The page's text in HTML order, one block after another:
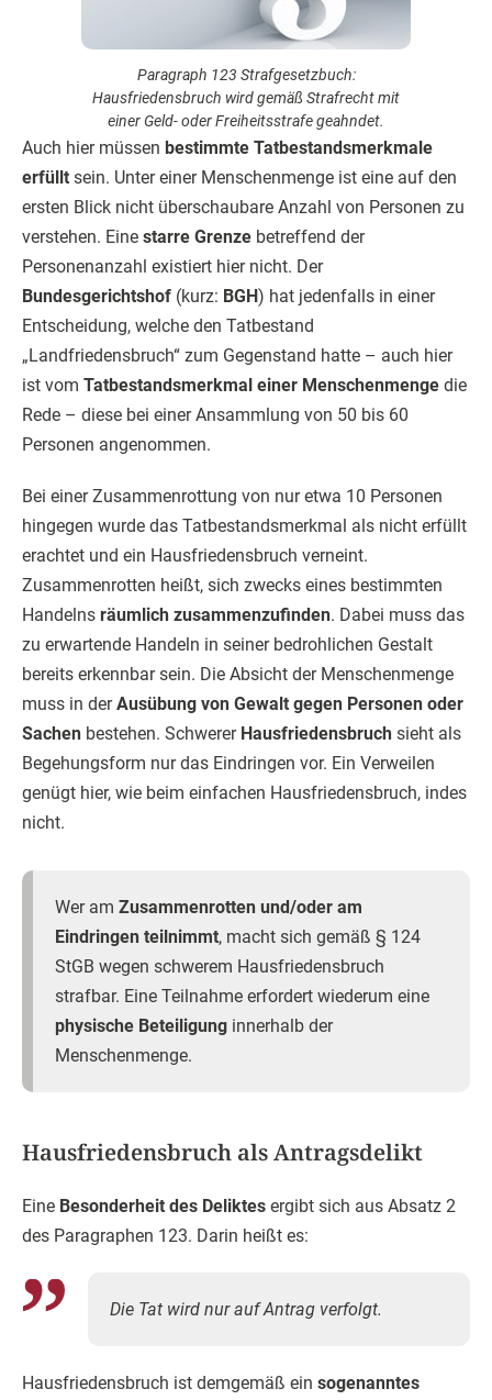
Paragraph 123 Strafgesetzbuch:
Hausfriedensbruch wird gemäß Strafrecht mit
einer Geld- oder Freiheitsstrafe geahndet.
Auch hier müssen bestimmte Tatbestandsmerkmale
erfüllt sein. Unter einer Menschenmenge ist eine auf den
ersten Blick nicht überschaubare Anzahl von Personen zu
verstehen. Eine starre Grenze betreffend der
Personenanzahl existiert hier nicht. Der
Bundesgerichtshof (kurz: BGH) hat jedenfalls in einer
Entscheidung, welche den Tatbestand
„Landfriedensbruch“ zum Gegenstand hatte – auch hier
ist vom Tatbestandsmerkmal einer Menschenmenge die
Rede – diese bei einer Ansammlung von 50 bis 60
Personen angenommen.
Bei einer Zusammenrottung von nur etwa 10 Personen
hingegen wurde das Tatbestandsmerkmal als nicht erfüllt
erachtet und ein Hausfriedensbruch verneint.
Zusammenrotten heißt, sich zwecks eines bestimmten
Handelns räumlich zusammenzufinden. Dabei muss das
zu erwartende Handeln in seiner bedrohlichen Gestalt
bereits erkennbar sein. Die Absicht der Menschenmenge
muss in derAusübung von Gewalt gegen Personen oder
Sachen bestehen. Schwerer Hausfriedensbruch sieht als
Begehungsform nur das Eindringen vor. Ein Verweilen
genügt hier, wie beim einfachen Hausfriedensbruch, indes
nicht.
Wer am Zusammenrotten und/oder am
Eindringen teilnimmt, macht sich gemäß § 124
StGB wegen schwerem Hausfriedensbruch
strafbar. Eine Teilnahme erfordert wiederum eine
physische Beteiligung innerhalb der
Menschenmenge.
Hausfriedensbruch als Antragsdelikt
Eine Besonderheit des Deliktes ergibt sich aus Absatz 2
des Paragraphen 123. Darin heißt es:
Die Tat wird nur auf Antrag verfolgt.
Hausfriedensbruch ist demgemäß ein sogenanntes